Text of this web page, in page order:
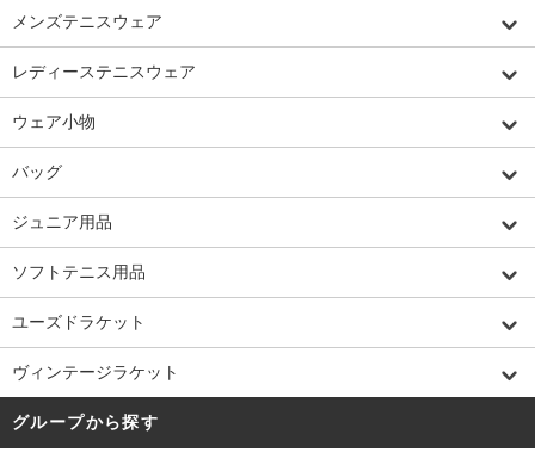
メンズテニスウェア
レディーステニスウェア
ウェア小物
バッグ
ジュニア用品
ソフトテニス用品
ユーズドラケット
ヴィンテージラケット
グループから探す